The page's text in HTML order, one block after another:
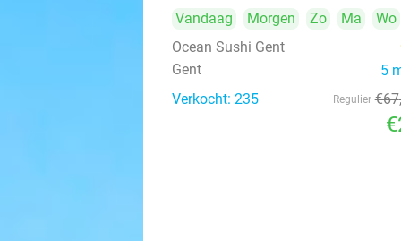
Vandaag Morgen Zo Ma
Wo
Ocean Sushi Gent
Gent
5
Verkocht: 235
Regulier €67